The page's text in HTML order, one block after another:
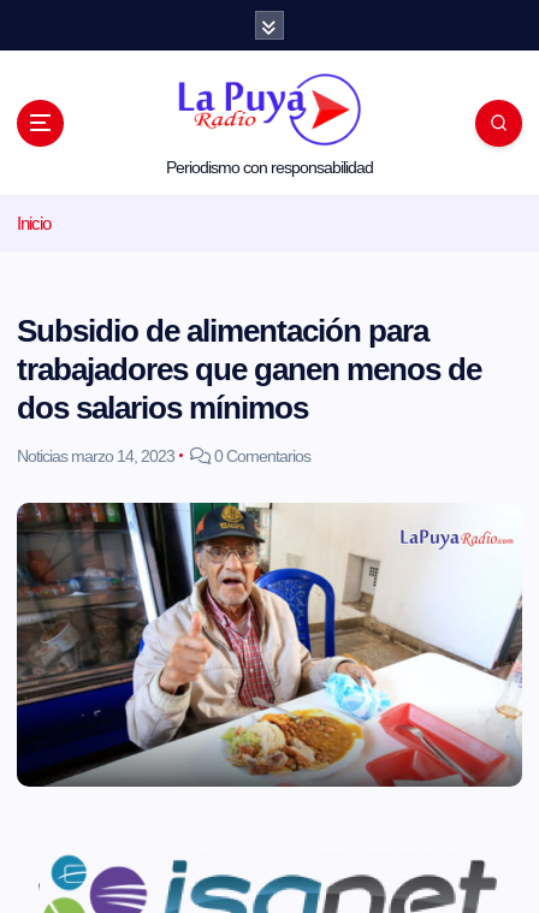
l
Periodismo con responsabilidad
Inicio
Subsidio de alimentación para
trabajadores que ganen menos de
dos salarios mínimos
Noticias marzo 14, 2023 0 Comentarios